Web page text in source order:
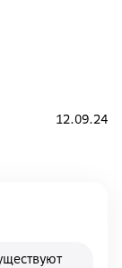
12.09.24